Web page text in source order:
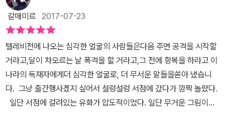
로 보도되었던 전쟁이다. 많은 사람이 그곳 사람들의 삶을 염려하기
보다는 최신 무기, 사망자 수 등에 관심을 모았으며, 시간이 지나면서
는 그마저도 시들해져 먼 나라에서 일어나는 불꽃놀이에 불과해져 버
렸다. 박기범 작가는 전쟁과 가장 거리가 무관한 듯 보이는 ‘세상 사람
들’에게도 주요한 시선을 던진다. 세상 사람들은 눈만 뜨면 저 먼 나라
소식을 들어야 했습니다. 백화점으로 가는 승용차 안에서도, 바비큐
를 하는 캠핑장에서도, 빌딩이 들어찬 도심 한가운데에서도, 악당 무
갈매미르 2017-07-23
텔레비전에 나오는 심각한 얼굴의 사람들은다음 주면 공격을 시작할
거라고,달이 차오르는 날 폭격을 할 거라고,그 전에 항복을 하라고 이
나라의 독재자에게더 심각한 얼굴로, 더 무서운 말들을쏟아 냈습니
다. 그냥 출간행사겠지 싶어서 설렁설렁 서점에 갔다가 깜짝 놀랐다.
일단 서점에 걸려있는 유화가 압도적이었다. 일단 무거운 그림이었